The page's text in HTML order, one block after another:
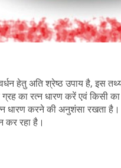
हेतु अति श्रेष्ठ उपाय है,
का रत्न धारण करें एवं किसी
धारण करने की अनुशंसा रखता है।
कर रहा है।